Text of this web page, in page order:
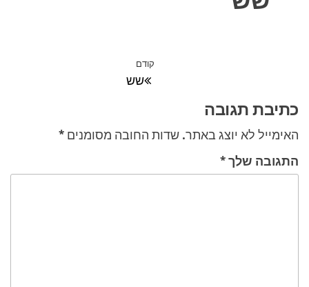
הפוסט
הקודם
קודם
שש
כתיבת תגובה
האימייל לא יוצג באתר. שדות החובה מסומנים *
התגובה שלך*